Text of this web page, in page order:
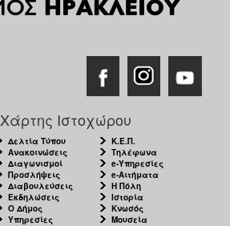
Χάρτης Ιστοχώρου
Δελτία Τύπου
Ανακοινώσεις
Διαγωνισμοί
Προσλήψεις
Διαβουλεύσεις
Εκδηλώσεις
Ο Δήμος
Υπηρεσίες
Κ.Ε.Π.
Τηλέφωνα
e-Υπηρεσίες
e-Αιτήματα
Η Πόλη
Ιστορία
Κνωσός
Μουσεία